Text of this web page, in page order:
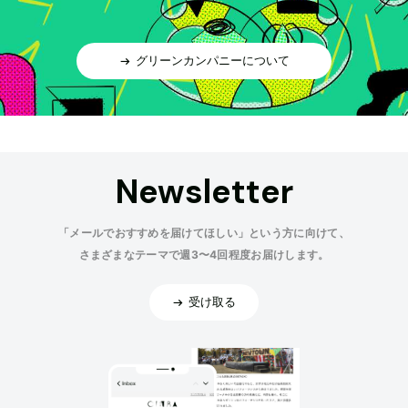
グリーンカンパニーについて
Newsletter
「メールでおすすめを届けてほしい」という方に向けて、
さまざまなテーマで週3〜4回程度お届けします。
受け取る